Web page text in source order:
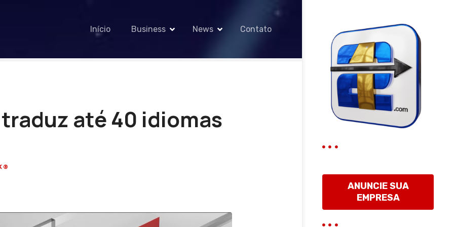
Início Business News Contato
até 40 idiomas
ANUNCIE SUA
EMPRESA